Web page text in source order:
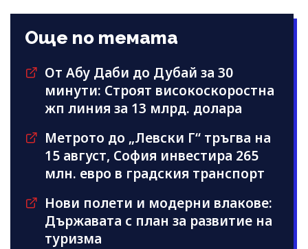
Още по темата
От Абу Даби до Дубай за 30
минути: Строят високоскоростна
жп линия за 13 млрд. долара
Метрото до „Левски Г“ тръгва на
15 август, София инвестира 265
млн. евро в градския транспорт
Нови полети и модерни влакове:
Държавата с план за развитие на
туризма